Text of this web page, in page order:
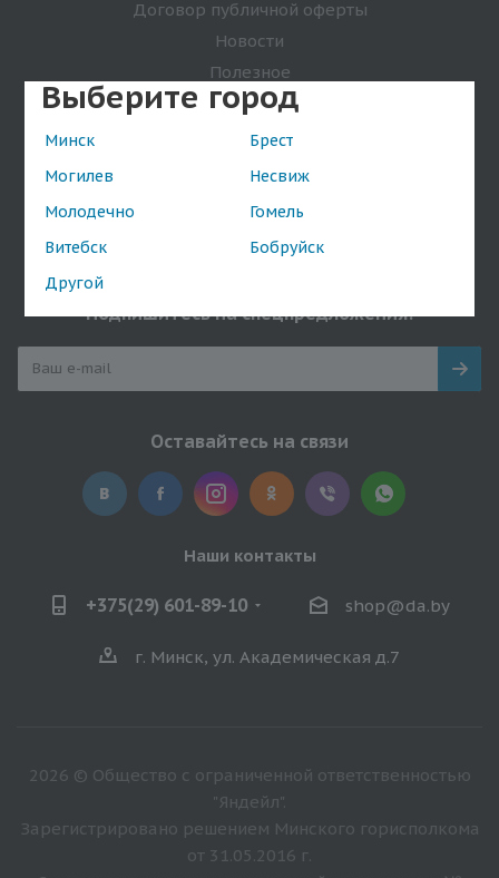
Выберите город
Минск
Брест
Могилев
Несвиж
Молодечно
Гомель
Витебск
Бобруйск
Другой
Договор публичной оферты
Новости
Полезное
Положение о видеонаблюдении
Подпишитесь на спецпредложения!
Оставайтесь на связи
Наши контакты
+375(29) 601-89-10 shop@da.by
г. Минск, ул. Академическая д.7
2026 © Общество с ограниченной ответственностью
"Яндейл".
Зарегистрировано решением Минского горисполкома
от 31.05.2016 г.